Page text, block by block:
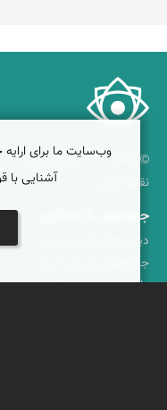
© ۱۳۷۹-۱۴۰۵ نمای ایران
نقشه ایران
جغرافیای گردشگری
دیدنی‌های طبیعی ایران
جاذبه‌های تاریخی ایران
دانستنی‌های فرهنگی
وب‌سایت ما برای
آشنایی با